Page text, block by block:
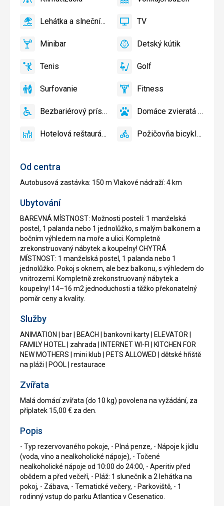
Od centra
Autobusová zastávka: 150 m Vlakové nádraží: 4 km
Ubytování
BAREVNÁ MÍSTNOST: Možnosti postelí: 1 manželská
postel, 1 palanda nebo 1 jednolůžko, s malým balkonem a
bočním výhledem na moře a ulici. Kompletně
zrekonstruovaný nábytek a koupelny! CHYTRÁ
MÍSTNOST: 1 manželská postel, 1 palanda nebo 1
jednolůžko. Pokoj s oknem, ale bez balkonu, s výhledem do
vnitrozemí. Kompletně zrekonstruovaný nábytek a
koupelny! 14–16 m2 jednoduchosti a těžko překonatelný
poměr ceny a kvality.
Služby
ANIMATION | bar | BEACH | bankovní karty | ELEVATOR |
FAMILY HOTEL | zahrada | INTERNET WI-FI | KITCHEN FOR
NEW MOTHERS | mini klub | PETS ALLOWED | dětské hřiště
na pláži | POOL | restaurace
Zvířata
Malá domácí zvířata (do 10 kg) povolena na vyžádání, za
příplatek 15,00 € za den.
Popis
- Typ rezervovaného pokoje, - Plná penze, - Nápoje k jídlu
(voda, víno a nealkoholické nápoje), - Točené
nealkoholické nápoje od 10:00 do 24:00, - Aperitiv před
obědem a před večeří, - Pláž: 1 slunečník a 2 lehátka na
pokoj, - Zábava, - Tematické večery, - Parkoviště, - 1
rodinný vstup do parku Atlantica v Cesenatico.
Klimatizácia
áno
Vonkajší
áno
Lehátka
slnečníky
bazéne
Lehátka
a
na
zadarmo
Lehátka a slnečníky pri bazéne zadarmo
áno TV TV
áno
Minibar,Minibar
áno
Detský
Detské
Detský
Detský kútik
áno
Tenis,Tenis
áno Golf Golf
áno
Surfovanie
Surfovanie
áno FitnessFitness
áno
Bezbariérový
Bezbariérový prístup
áno
Domáce
povolené
Domáce zvieratá
áno
HotelováHotelová reštaurácia
áno
Požičovňa
Požičovňa bicyklov
áno